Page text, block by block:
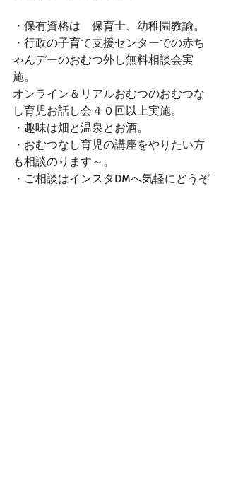
・保有資格は　保育士、幼稚園教諭。
・行政の子育て支援センターでの赤ち
ゃんデーのおむつ外し無料相談会実
施。
オンライン＆リアルおむつのおむつな
し育児お話し会４０回以上実施。
・趣味は畑と温泉とお酒。
・おむつなし育児の講座をやりたい方
も相談のります～。
・ご相談はインスタDMへ気軽にどうぞ